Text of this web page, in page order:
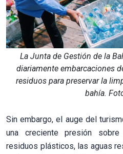
La Junta de Gestión de la
diariamente embarcaciones
residuos para preservar la
bahía.
Sin embargo, el auge del
una creciente presión
residuos plásticos, las aguas